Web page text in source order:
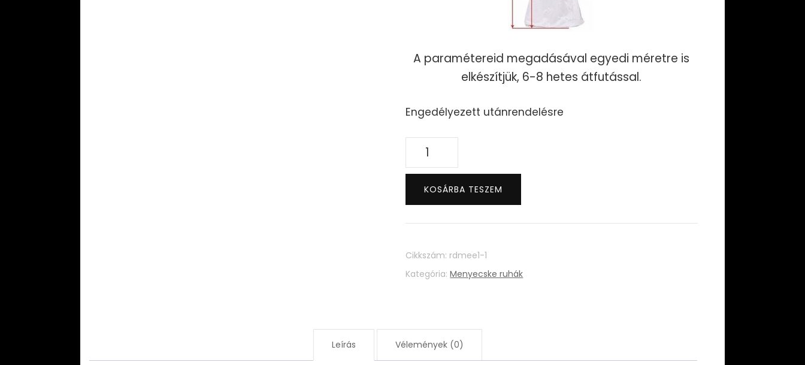
A paramétereid megadásával egyedi méretre is
elkészítjük, 6-8 hetes átfutással.
Engedélyezett utánrendelésre
Trixie
Dress
mennyiség
KOSÁRBA TESZEM
Cikkszám: rdmee1-1
Kategória:Menyecske ruhák
Leírás Vélemények (0)